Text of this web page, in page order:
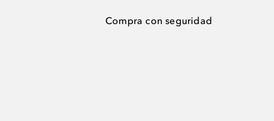
Compra con seguridad